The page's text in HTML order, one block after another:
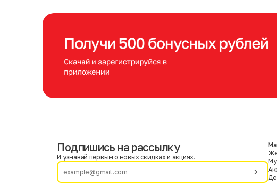
Фамилия
Подпишись на рассылку
И узнавай первым о новых скидках и акциях.